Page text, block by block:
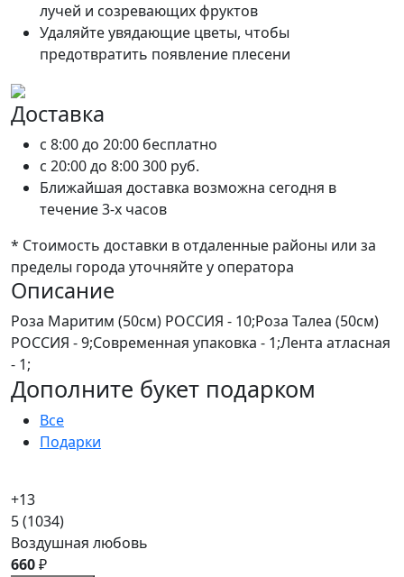
лучей и созревающих фруктов
Удаляйте увядающие цветы, чтобы
предотвратить появление плесени
Доставка
c 8:00 до 20:00 бесплатно
c 20:00 до 8:00300 руб.
Ближайшая доставка возможна сегодня в
течение 3-х часов
* Стоимость доставки в отдаленные районы или за
пределы города уточняйте у оператора
Описание
Роза Маритим (50см) РОССИЯ - 10;Роза Талеа (50см)
РОССИЯ - 9;Современная упаковка - 1;Лента атласная
- 1;
Дополните букет подарком
Все
Подарки
+13
5(1034)
Воздушная любовь
660₽